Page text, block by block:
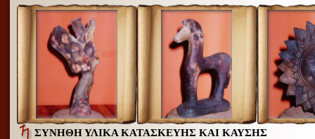
ΣΥΝΗΘΗ ΥΛΙΚΑ ΚΑΤΑΣΚΕΥΗΣ ΚΑΙ ΚΑΥΣΗΣ